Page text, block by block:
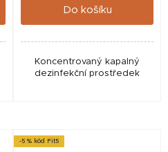
Do košíku
Koncentrovaný kapalný
dezinfekční prostředek
-5 % kód Fit5